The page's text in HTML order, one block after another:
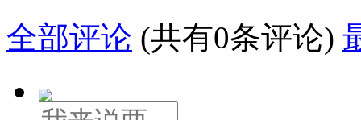
全部评论 (共有0条评论)